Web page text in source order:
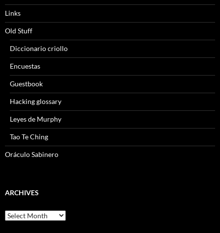
Links
Old Stuff
Diccionario criollo
Encuestas
Guestbook
Hacking glossary
Leyes de Murphy
Tao Te Ching
Oráculo Sabinero
ARCHIVES
Archives